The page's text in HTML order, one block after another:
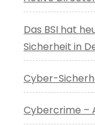
Das BSI hat
Sicherheit in
Cyber-
Cybercrime –